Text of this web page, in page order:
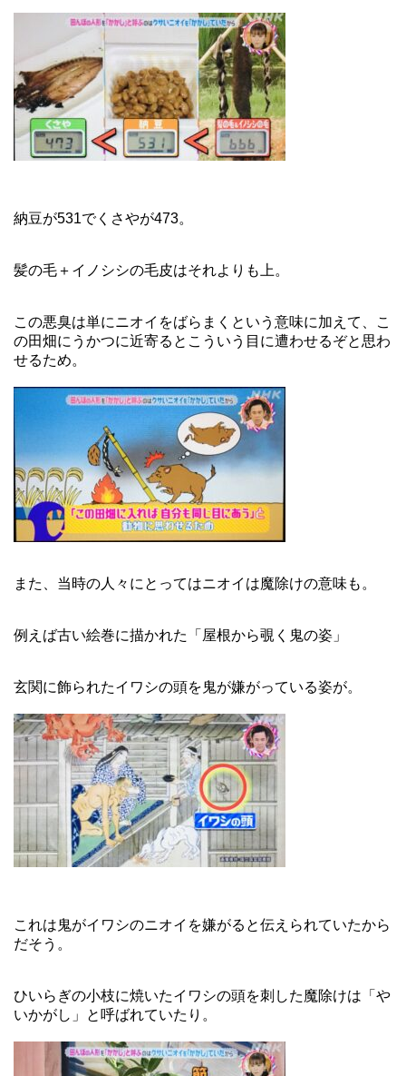
納豆が531でくさやが473。
髪の毛＋イノシシの毛皮はそれよりも上。
この悪臭は単にニオイをばらまくという意味に加えて、こ
の田畑にうかつに近寄るとこういう目に遭わせるぞと思わ
せるため。
また、当時の人々にとってはニオイは魔除けの意味も。
例えば古い絵巻に描かれた「屋根から覗く鬼の姿」
玄関に飾られたイワシの頭を鬼が嫌がっている姿が。
これは鬼がイワシのニオイを嫌がると伝えられていたから
だそう。
ひいらぎの小枝に焼いたイワシの頭を刺した魔除けは「や
いかがし」と呼ばれていたり。